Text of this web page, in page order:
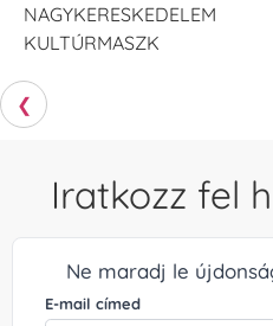
NAGYKERESKEDELEM
KULTÚRMASZK
❮
Iratkozz fel
Ne maradj le
E-mail címed